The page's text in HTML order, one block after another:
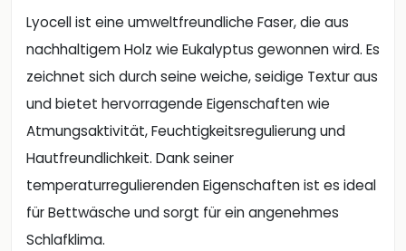
Lyocell ist eine umweltfreundliche Faser, die aus
nachhaltigem Holz wie Eukalyptus gewonnen wird. Es
zeichnet sich durch seine weiche, seidige Textur aus
und bietet hervorragende Eigenschaften wie
Atmungsaktivität, Feuchtigkeitsregulierung und
Hautfreundlichkeit. Dank seiner
temperaturregulierenden Eigenschaften ist es ideal
für Bettwäsche und sorgt für ein angenehmes
Schlafklima.